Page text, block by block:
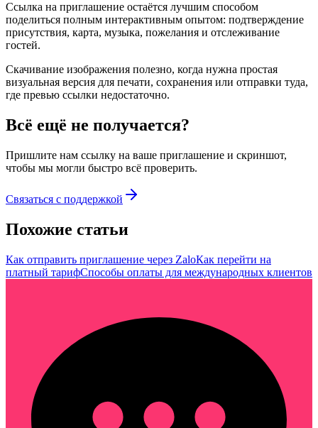
Ссылка на приглашение остаётся лучшим способом
поделиться полным интерактивным опытом: подтверждение
присутствия, карта, музыка, пожелания и отслеживание
гостей.
Скачивание изображения полезно, когда нужна простая
визуальная версия для печати, сохранения или отправки туда,
где превью ссылки недостаточно.
Всё ещё не получается?
Пришлите нам ссылку на ваше приглашение и скриншот,
чтобы мы могли быстро всё проверить.
Связаться с поддержкой
Похожие статьи
Как отправить приглашение через ZaloКак перейти на
платный тарифСпособы оплаты для международных клиентов